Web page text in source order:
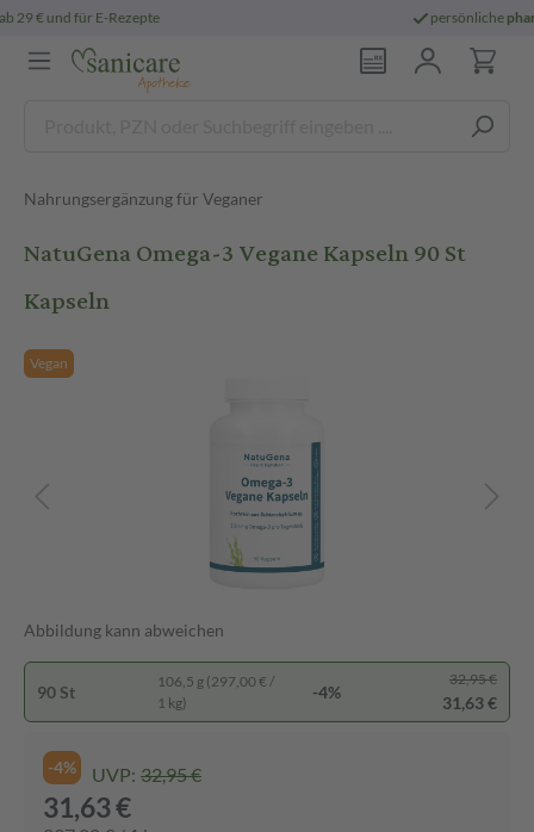
pharmazeutische Beratung
Nahrungsergänzung für Veganer
NatuGena Omega-3 Vegane Kapseln 90 St
Kapseln
Vegan
Abbildung kann abweichen
90 St
106,5 g (297,00 € /
1 kg)
-4%
32,95 €
31,63 €
-4% UVP: 32,95 €
31,63 €